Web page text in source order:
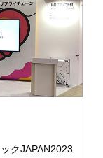
クJAPAN2023